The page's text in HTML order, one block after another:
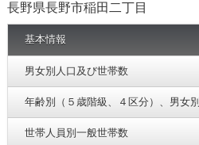
長野県長野市稲田二丁目
基本情報
男女別人口及び世帯数
年齢別（５歳階級、４区分）、男女
世帯人員別一般世帯数